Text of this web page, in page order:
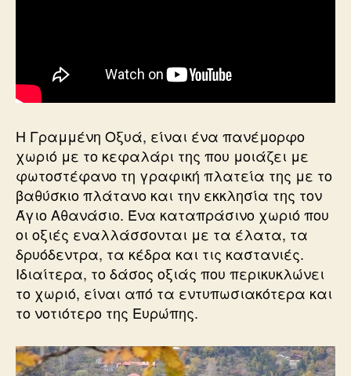
Η Γραμμένη Οξυά, είναι ένα πανέμορφο
χωριό με το κεφαλάρι της που μοιάζει με
φωτοστέφανο τη γραφική πλατεία της με το
βαθύσκιο πλάτανο και την εκκλησία της τον
Άγιο Αθανάσιο. Ένα καταπράσινο χωριό που
οι οξιές εναλλάσσονται με τα έλατα, τα
δρυόδεντρα, τα κέδρα και τις καστανιές.
Ιδιαίτερα, το δάσος οξιάς που περικυκλώνει
το χωριό, είναι από τα εντυπωσιακότερα και
το νοτιότερο της Ευρώπης.